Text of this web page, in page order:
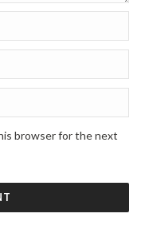
browser for the next